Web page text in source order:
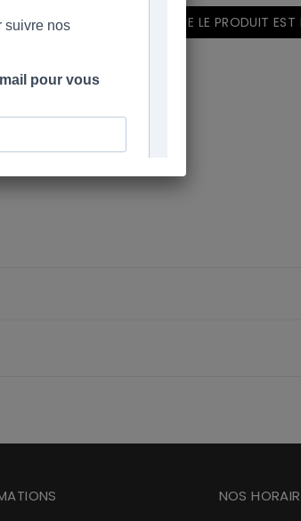
une liste d'envies
PRÉVENEZ-MOI LORSQUE LE PRODUIT EST
NOS